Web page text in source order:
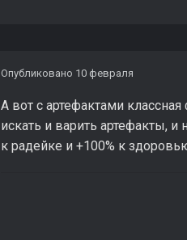
Опубликовано 10 февраля
А вот с артефактами
искать и варить артефакты,
к радейке и +100% к